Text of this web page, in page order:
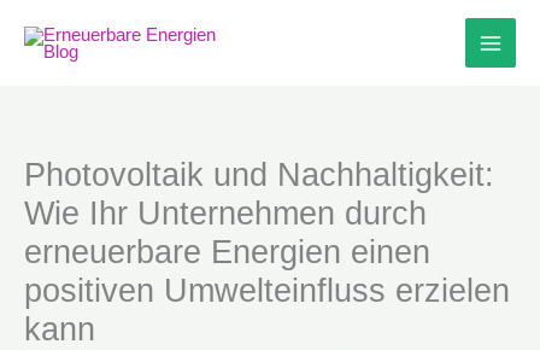
Inhalt
springen
Photovoltaik und Nachhaltigkeit:
Wie Ihr Unternehmen durch
erneuerbare Energien einen
positiven Umwelteinfluss erzielen
kann